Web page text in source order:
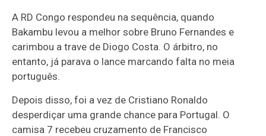
A RD Congo respondeu na sequência, quando
Bakambu levou a melhor sobre Bruno Fernandes e
carimbou a trave de Diogo Costa. O árbitro, no
entanto, já parava o lance marcando falta no meia
português.
Depois disso, foi a vez de Cristiano Ronaldo
desperdiçar uma grande chance para Portugal. O
camisa 7 recebeu cruzamento de Francisco